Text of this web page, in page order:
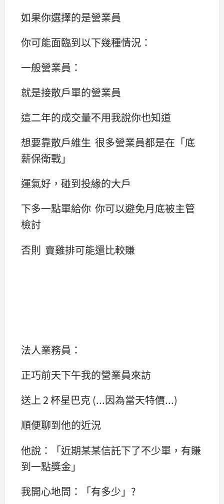
如果你選擇的是營業員
你可能面臨到以下幾種情況：
一般營業員：
就是接散戶單的營業員
這二年的成交量不用我說你也知道
想要靠散戶維生 很多營業員都是在「底
薪保衛戰」
運氣好，碰到投緣的大戶
下多一點單給你 你可以避免月底被主管
檢討
否則 賣雞排可能還比較賺
法人業務員：
正巧前天下午我的營業員來訪
送上 2 杯星巴克 (...因為當天特價...)
順便聊到他的近況
他說：「近期某某信託下了不少單，有賺
到一點獎金」
我開心地問：「有多少」?